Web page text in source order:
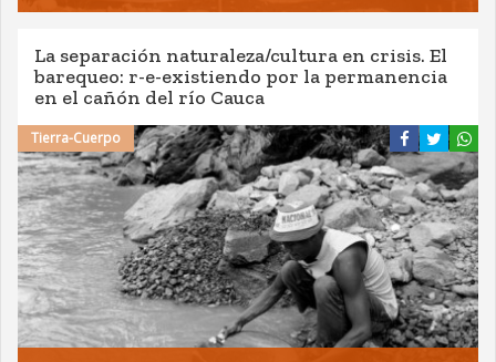
La separación naturaleza/cultura en crisis. El
barequeo: r-e-existiendo por la permanencia
en el cañón del río Cauca
Tierra-Cuerpo